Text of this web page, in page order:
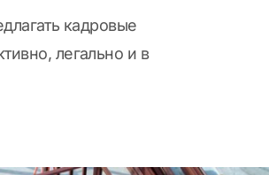
кадровые
легально и в